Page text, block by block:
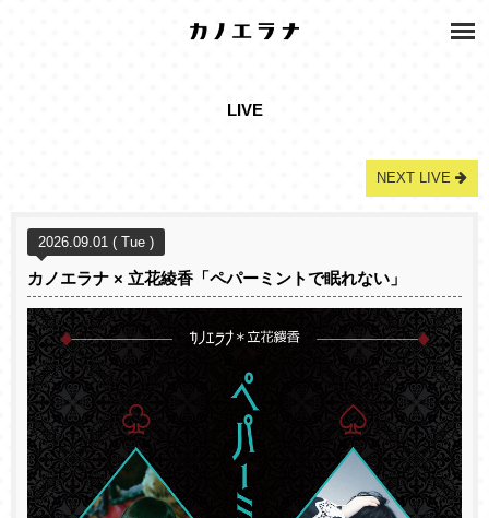
LIVE
NEXT LIVE
2026.09.01 ( Tue )
カノエラナ × 立花綾香「ペパーミントで眠れない」